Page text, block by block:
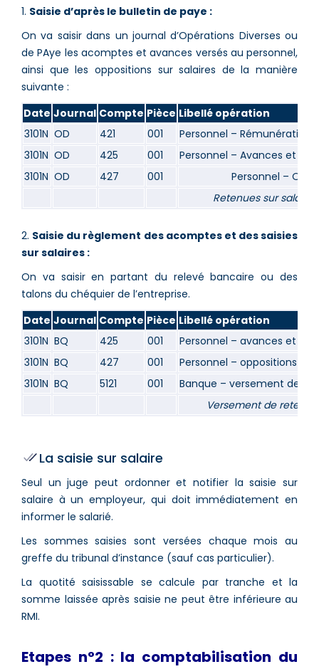
1. Saisie d’après le bulletin de paye :
On va saisir dans un journal d’Opérations Diverses ou
de PAye les acomptes et avances versés au personnel,
ainsi que les oppositions sur salaires de la manière
suivante :
Date Journal Compte Pièce Libellé opération
3101N OD 421 001
Personnel –
3101N OD 425 001
Personnel – Avances et
3101N OD 427 001
Personnel –
Retenues sur salaires
2. Saisie du règlement des acomptes et des saisies
sur salaires :
On va saisir en partant du relevé bancaire ou des
talons du chéquier de l’entreprise.
Date Journal Compte Pièce Libellé opération
3101N BQ 425 001
Personnel – avances et
3101N BQ 427 001
Personnel – oppositions
3101N BQ 5121 001
Banque – versement de
Versement de
La saisie sur salaire
Seul un juge peut ordonner et notifier la saisie sur
salaire à un employeur, qui doit immédiatement en
informer le salarié.
Les sommes saisies sont versées chaque mois au
greffe du tribunal d’instance (sauf cas particulier).
La quotité saisissable se calcule par tranche et la
somme laissée après saisie ne peut être inférieure au
RMI.
Etapes n°2 : la comptabilisation du